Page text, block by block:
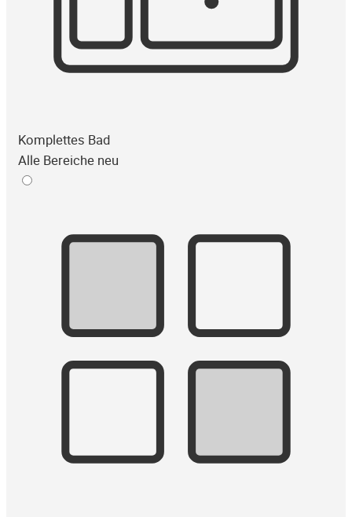
Komplettes Bad
Alle Bereiche neu